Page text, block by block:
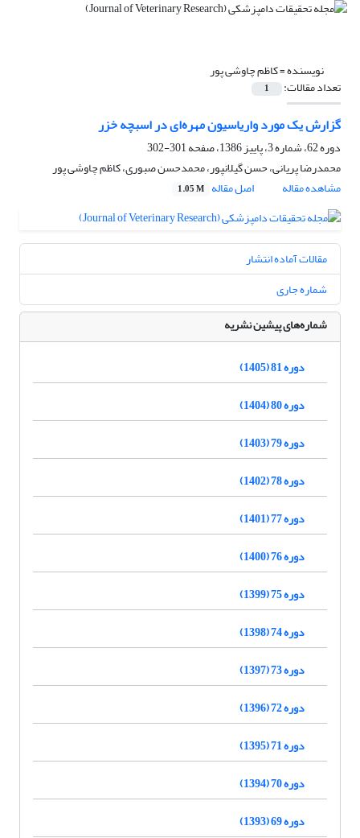
نویسنده =کاظم چاوشی پور
تعداد مقالات: 1
گزارش یک مورد واریاسیون مهره‌ای در اسبچه خزر
دوره 62، شماره 3، پاییز 1386، صفحه
301-302
محمدرضا پریانی، حسن گیلانپور، محمدحسن صبوری، کاظم چاوشی پور
مشاهده مقاله
اصل مقاله 1.05 M
مقالات آماده انتشار
شماره جاری
شماره‌های پیشین نشریه
دوره 81 (1405)
دوره 80 (1404)
دوره 79 (1403)
دوره 78 (1402)
دوره 77 (1401)
دوره 76 (1400)
دوره 75 (1399)
دوره 74 (1398)
دوره 73 (1397)
دوره 72 (1396)
دوره 71 (1395)
دوره 70 (1394)
دوره 69 (1393)